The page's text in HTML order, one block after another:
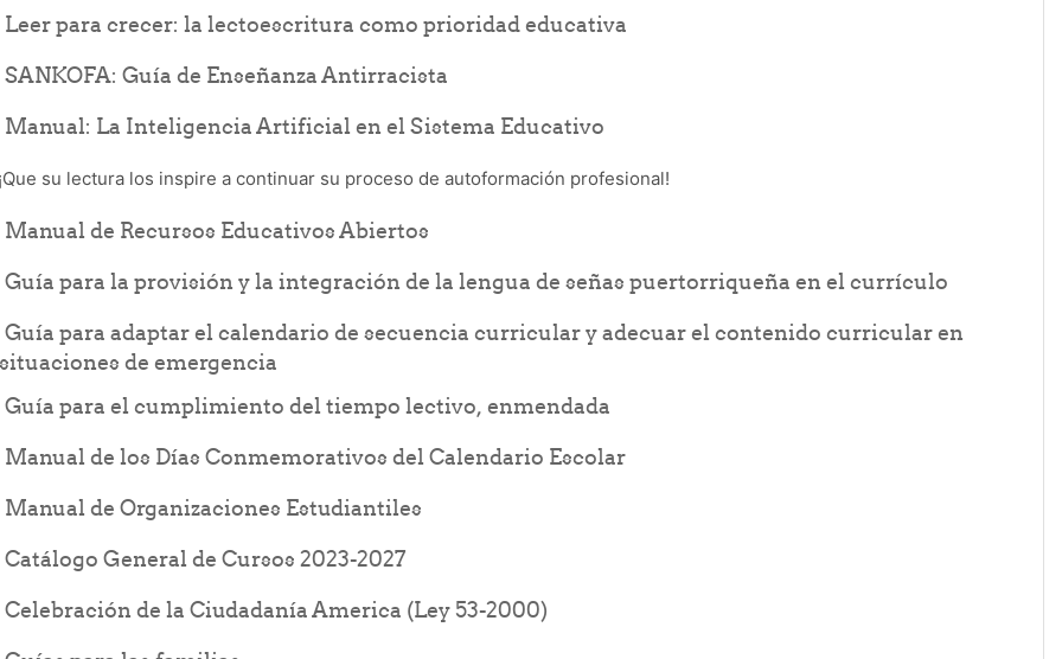
Leer para crecer: la lectoescritura como prioridad educativa
File
SANKOFA: Guía de Enseñanza Antirracista
File
Manual: La Inteligencia Artificial en el Sistema Educativo
File
su lectura los inspire a continuar su proceso de autoformación profesional!
Manual de Recursos Educativos Abiertos
File
Guía para la provisión y la integración de la lengua de señas puertorriqueña en el currículo
File
Guía para adaptar el calendario de secuencia curricular y adecuar el contenido curricular en
situaciones de emergencia
File
Guía para el cumplimiento del tiempo lectivo, enmendada
File
Manual de los Días Conmemorativos del Calendario Escolar
File
Manual de Organizaciones Estudiantiles
File
Catálogo General de Cursos 2023-2027
File
Celebración de la Ciudadanía America (Ley 53-2000)
Folder